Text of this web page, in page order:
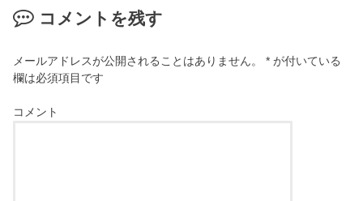
コメントを残す
メールアドレスが公開されることはありません。 * が付いている
欄は必須項目です
コメント